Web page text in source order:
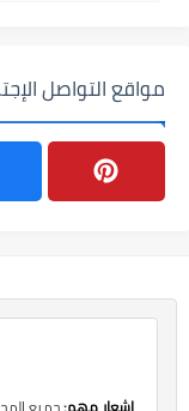
مواقع التواصل